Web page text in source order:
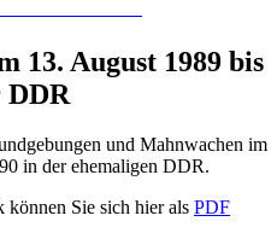
13. August 1989 bis
DDR
und Mahnwachen im
in der ehemaligen DDR.
können Sie sich hier als PDF